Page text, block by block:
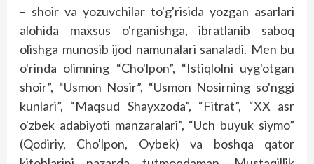
– shoir va yozuvchilar to'g'risida yozgan asarlari
alohida maxsus o'rganishga, ibratlanib saboq
olishga munosib ijod namunalari sanaladi. Men bu
o'rinda olimning “Cho'lpon”, “Istiqlolni uyg'otgan
shoir”, “Usmon Nosir”, “Usmon Nosirning so'nggi
kunlari”, “Maqsud Shayxzoda”, “Fitrat”, “XX asr
o'zbek adabiyoti manzaralari”, “Uch buyuk siymo”
(Qodiriy, Cho'lpon, Oybek) va boshqa qator